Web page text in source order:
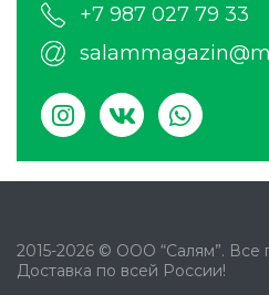
+7 987 027 79 33
2015-2026 © ООО “Салям”. Все
Доставка по всей России!